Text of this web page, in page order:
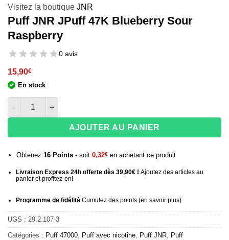
Visitez la boutique JNR
Puff JNR JPuff 47K Blueberry Sour
Raspberry
0 avis
15,90€
En stock
quantité de Puff JNR JPuff 47K Blueberry Sour Raspberry
AJOUTER AU PANIER
Obtenez 16Points- soit 0,32€ en achetant ce produit
Livraison Express 24h offerte dès 39,90€ ! Ajoutez des articles au
panier et profitez-en!
Programme de fidélitéCumulez des points (en savoir plus)
UGS : 29.2.107-3
Catégories : Puff 47000, Puff avec nicotine, Puff JNR, Puff